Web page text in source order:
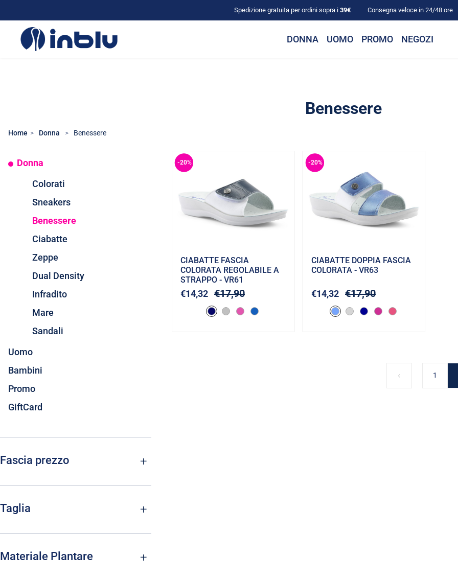
Spedizione gratuita per ordini sopra i 39€ Consegna veloce in 24/48 ore
DONNA UOMO PROMO NEGOZI
Benessere
Home Donna Benessere
-20%
CIABATTE FASCIA
COLORATA REGOLABILE A
STRAPPO - VR61
€14,32 €17,90
-20%
CIABATTE DOPPIA FASCIA
COLORATA - VR63
€14,32 €17,90
1
Donna
Colorati
Sneakers
Benessere
Ciabatte
Zeppe
Dual Density
Infradito
Mare
Sandali
Uomo
Bambini
Promo
GiftCard
Fascia prezzo
Taglia
Materiale Plantare